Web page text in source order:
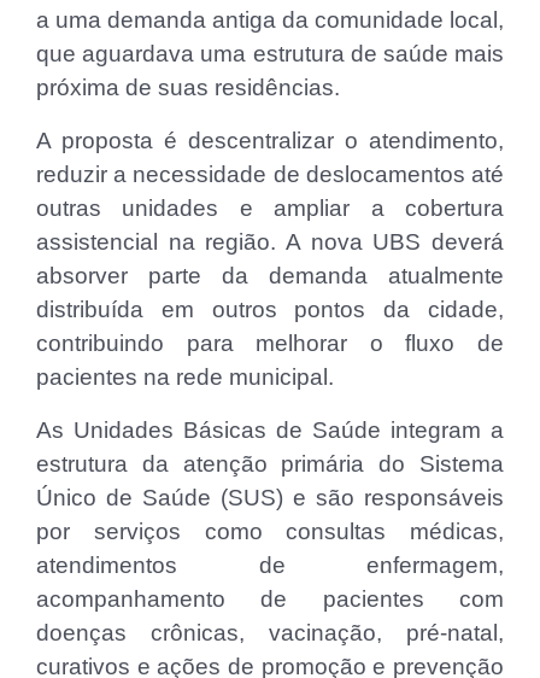
a uma demanda antiga da comunidade local,
que aguardava uma estrutura de saúde mais
próxima de suas residências.
A proposta é descentralizar o atendimento,
reduzir a necessidade de deslocamentos até
outras unidades e ampliar a cobertura
assistencial na região. A nova UBS deverá
absorver parte da demanda atualmente
distribuída em outros pontos da cidade,
contribuindo para melhorar o fluxo de
pacientes na rede municipal.
As Unidades Básicas de Saúde integram a
estrutura da atenção primária do Sistema
Único de Saúde (SUS) e são responsáveis
por serviços como consultas médicas,
atendimentos de enfermagem,
acompanhamento de pacientes com
doenças crônicas, vacinação, pré-natal,
curativos e ações de promoção e prevenção